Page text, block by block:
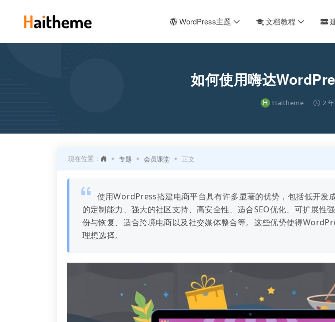
WordPress主题 文档教程
如何使用嗨达
H Haitheme 2
现在位置： • 专题 • 会员课堂 • 正文
使用WordPress搭建电商平台具有许多显著的优势，包括低开发
的定制能力、强大的社区支持、高安全性、适合SEO优化、可扩展性
份与恢复、适合跨境电商以及社交媒体整合等。这些优势使得
理想选择。